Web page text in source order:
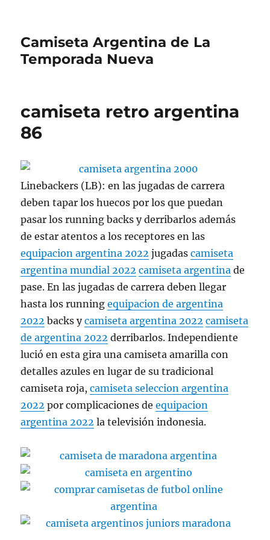
Camiseta Argentina de La
Temporada Nueva
camiseta retro argentina
86
Linebackers (LB): en las jugadas de carrera
deben tapar los huecos por los que puedan
pasar los running backs y derribarlos además
de estar atentos a los receptores en las
equipacion argentina 2022 jugadascamiseta
argentina mundial 2022 camiseta argentina de
pase. En las jugadas de carrera deben llegar
hasta los runningequipacion de argentina
2022 backs ycamiseta argentina 2022 camiseta
de argentina 2022 derribarlos. Independiente
lució en esta gira una camiseta amarilla con
detalles azules en lugar de su tradicional
camiseta roja,camiseta seleccion argentina
2022 por complicaciones deequipacion
argentina 2022 la televisión indonesia.